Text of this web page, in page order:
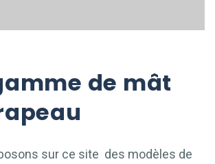
de mât
sur ce site des modèles de